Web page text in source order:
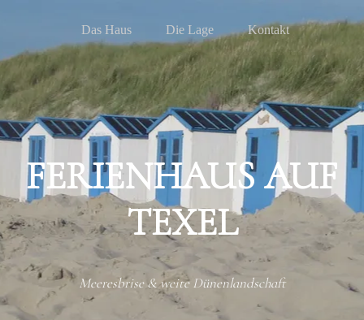
Das Haus
Die Lage Kontakt
FERIENHAUS AUF
TEXEL
Meeresbrise & weite Dünenlandschaft